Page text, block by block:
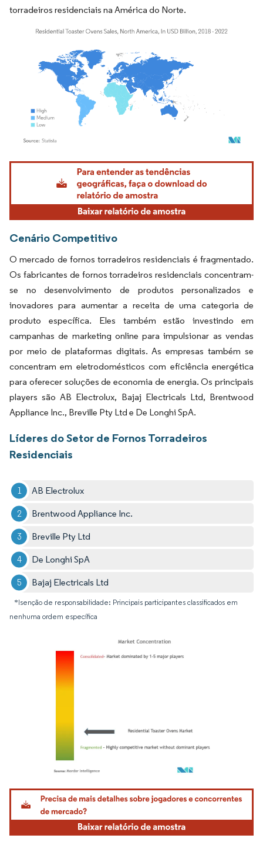
torradeiros residenciais na América do Norte.
Imagem © Mordor Intelligence. O reuso requer atribuição conforme CC BY 4.0.
Cenário Competitivo
O mercado de fornos torradeiros residenciais é fragmentado.
Os fabricantes de fornos torradeiros residenciais concentram-
se no desenvolvimento de produtos personalizados e
inovadores para aumentar a receita de uma categoria de
produto específica. Eles também estão investindo em
campanhas de marketing online para impulsionar as vendas
por meio de plataformas digitais. As empresas também se
concentram em eletrodomésticos com eficiência energética
para oferecer soluções de economia de energia. Os principais
players são AB Electrolux, Bajaj Electricals Ltd, Brentwood
Appliance Inc., Breville Pty Ltd e De Longhi SpA.
Líderes do Setor de Fornos Torradeiros
Residenciais
AB Electrolux
Brentwood Appliance Inc.
Breville Pty Ltd
De Longhi SpA
Bajaj Electricals Ltd
*Isenção de responsabilidade: Principais participantes classificados em
nenhuma ordem específica
Imagem © Mordor Intelligence. O reuso requer atribuição conforme CC BY 4.0.